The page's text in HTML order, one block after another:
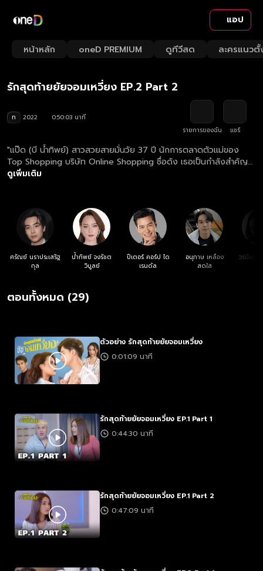
แอป
หน้าหลัก oneD PREMIUM ดูทีวีสด ละครแนวตั้
Loaded:
1.99%
Rate
รักสุดท้ายยัยจอมเหวี่ยง EP.2 Part 2
ท 2022
0:50:03 นาที
รายการของฉัน
แชร์
"แป๊ด (บี น้ำทิพย์) สาวสวยสายมั่นวัย 37 ปี นักการตลาดตัวแม่ของ
Top Shopping บริษัท Online Shopping ชื่อดัง เธอเป็นกำลังสำคัญ
นำพาทีมงานและบริษัทเติบโตจนเป็นที่ยกย่งในวงการ เธอทุ่มเทชีวิตให้กับ
แต่งงานนนท์ดันเทซะงั้น จนกระทั่งวันหนึ่งโชคชะตาพาให้แป๊ดมาพบกับ
แทน (เน๋ง ศรัณย์) ชายหนุ่มอายุ 25 ปี อดีตนักเรียนแพทย์ศาสตร์ ปี 6 ที่
เกิดปัญหาสะเทือนใจอย่างหนัก เพราะแฟนสาวหัวใจวายแล้วช่วยชีวิต
ไม่ทัน แทนรู้สึกผิดและขาดความมั่นใจ จนต้องของดร็อปเรียนไว้สองปี
แล้ว แทนจับพลัดจับผลูได้มาเป็นผู้ช่วยของแป๊ด ทั้งสองทำงานใกล้ชิด
กัน จนเกิดความรู้สึกที่ดีต่อกัน แต่แป๊ดก็พยายามเก็บความรู้สึกตัวเองเอา
แทนจะดำเนินต่อไปอย่างไร"
ดูเพิ่มเติม
ศรัณย์ นราประเสริฐ
กุล
น้ำทิพย์ จงรัชต
วิบูลย์
ปีเตอร์ คอร์ป ได
เรนดัล
อนุภาษ เหลือง
สดใส
วรนิษฐ์
ตอนทั้งหมด (29)
ตัวอย่าง รักสุดท้ายยัยจอมเหวี่ยง
0:01:09 นาที
รักสุดท้ายยัยจอมเหวี่ยง EP.1 Part 1
0:44:30 นาที
รักสุดท้ายยัยจอมเหวี่ยง EP.1 Part 2
0:47:09 นาที